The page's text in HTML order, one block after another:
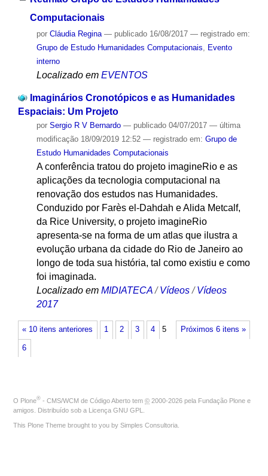
Computacionais
por Cláudia Regina — publicado16/08/2017 — registrado em:
Grupo de Estudo Humanidades Computacionais
Evento
interno
Localizado em EVENTOS
Imaginários Cronotópicos e as Humanidades
Espaciais: Um Projeto
por Sergio R V Bernardo — publicado04/07/2017 — última
modificação18/09/2019 12:52 — registrado em: Grupo de
Estudo Humanidades Computacionais
A conferência tratou do projeto imagineRio e as
aplicações da tecnologia computacional na
renovação dos estudos nas Humanidades.
Conduzido por Farès el-Dahdah e Alida Metcalf,
da Rice University, o projeto imagineRio
apresenta-se na forma de um atlas que ilustra a
evolução urbana da cidade do Rio de Janeiro ao
longo de toda sua história, tal como existiu e como
foi imaginada.
Localizado em MIDIATECA /Vídeos /Vídeos
2017
« 10 itens anteriores Próximos 6 itens »
1 2 3 4 5
6
O Plone® - CMS/WCM de Código Aberto tem © 2000-2026 pela Fundação Plone e
amigos. Distribuído sob a Licença GNU GPL
This Plone Theme brought to you by Simples Consultoria